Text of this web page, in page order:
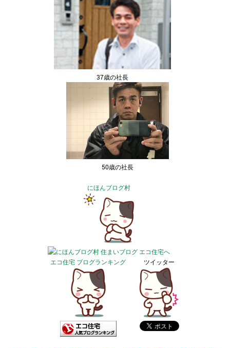
37歳の社長
50歳の社長
にほんブログ村
エコ住宅 ブログランキング ツイッター